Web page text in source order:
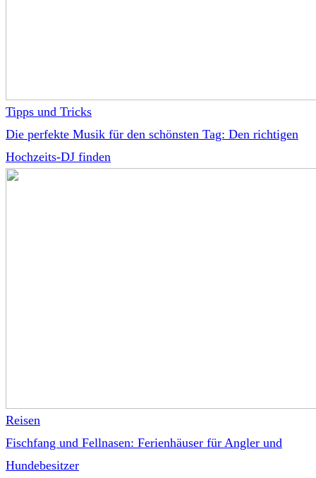
Tipps und Tricks
Die perfekte Musik für den schönsten Tag: Den richtigen
Hochzeits-DJ finden
Reisen
Fischfang und Fellnasen: Ferienhäuser für Angler und
Hundebesitzer